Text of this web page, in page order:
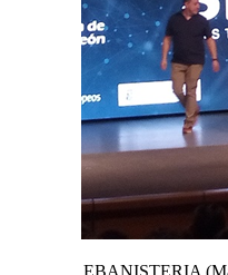
EBANISTERIA